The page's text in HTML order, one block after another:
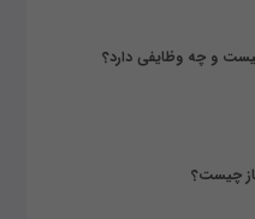
و چه وظایفی دارد؟
چیست؟